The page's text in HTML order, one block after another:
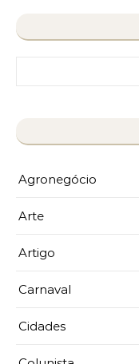
Agronegócio
Arte
Artigo
Carnaval
Cidades